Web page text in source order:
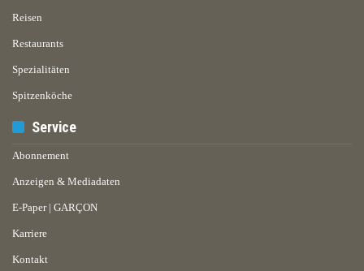
Reisen
Restaurants
Spezialitäten
Spitzenköche
Service
Abonnement
Anzeigen & Mediadaten
E-Paper | GARÇON
Karriere
Kontakt